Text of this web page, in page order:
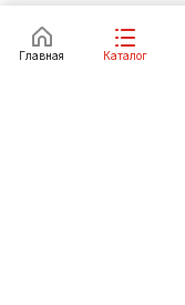
Главная Каталог